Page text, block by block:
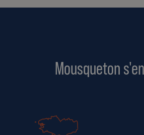
Mousqueton